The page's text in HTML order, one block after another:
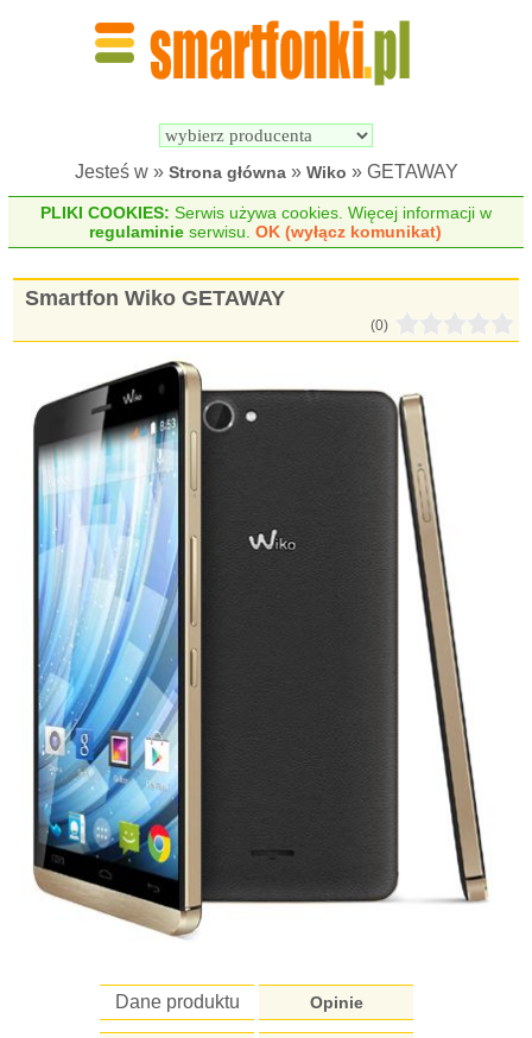
Jesteś w » Strona główna» Wiko » GETAWAY
PLIKI COOKIES: Serwis używa cookies. Więcej informacji w
regulaminie serwisu.OK (wyłącz komunikat)
Smartfon Wiko GETAWAY
(0)
Dane produktu Opinie